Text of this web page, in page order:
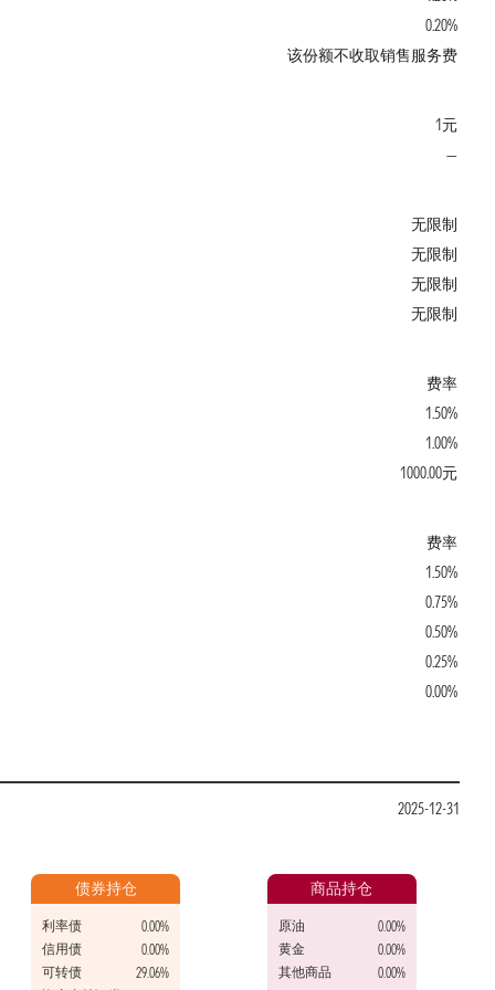
0.20%
该份额不收取销售服务费
1元
—
无限制
无限制
无限制
无限制
费率
1.50%
1.00%
1000.00元
费率
1.50%
0.75%
0.50%
0.25%
0.00%
2025-12-31
债券持仓
利率债
0.00%
信用债
0.00%
可转债
29.06%
商品持仓
原油
0.00%
黄金
0.00%
其他商品
0.00%